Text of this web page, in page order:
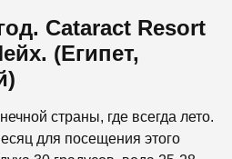
Cataract Resort
(Египет,
страны, где всегда лето.
для посещения этого